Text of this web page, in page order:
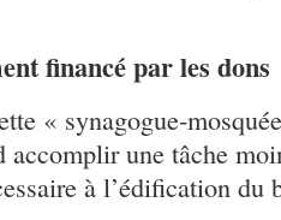
financé par les dons
« synagogue-
accomplir une tâche
à l’édification du